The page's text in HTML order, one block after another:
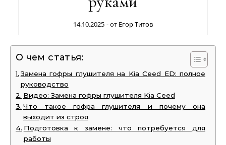
14.10.2025 - от Егор Титов
О чем статья:
Замена гофры глушителя на Kia Ceed ED: полное
руководство
Видео: Замена гофры глушителя Kia Ceed
Что такое гофра глушителя и почему она
выходит из строя
Подготовка к замене: что потребуется для
работы